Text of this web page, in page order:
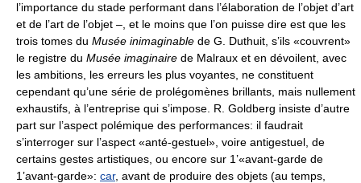
l’importance du stade performant dans l’élaboration de l’objet d’art
et de l’art de l’objet –, et le moins que l’on puisse dire est que les
trois tomes du Musée inimaginable de G. Duthuit, s’ils «couvrent»
le registre du Musée imaginaire de Malraux et en dévoilent, avec
les ambitions, les erreurs les plus voyantes, ne constituent
cependant qu’une série de prolégomènes brillants, mais nullement
exhaustifs, à l’entreprise qui s’impose. R. Goldberg insiste d’autre
part sur l’aspect polémique des performances: il faudrait
s’interroger sur l’aspect «anté-gestuel», voire antigestuel, de
certains gestes artistiques, ou encore sur 1’«avant-garde de
1’avant-garde»: car, avant de produire des objets (au temps,